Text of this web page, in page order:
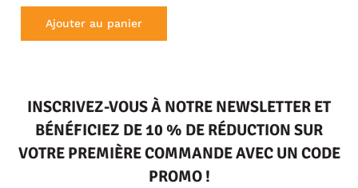
Ajouter au panier
INSCRIVEZ-VOUS À NOTRE NEWSLETTER ET
BÉNÉFICIEZ DE 10 % DE RÉDUCTION SUR
VOTRE PREMIÈRE COMMANDE AVEC UN CODE
PROMO !